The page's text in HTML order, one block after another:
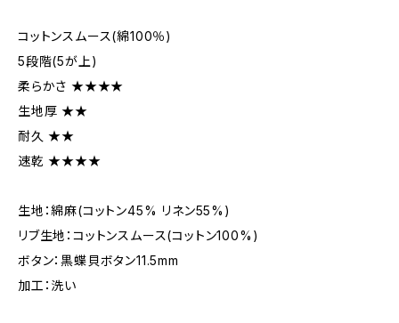
コットンスムース(綿100％)
5段階(5が上)
柔らかさ ★★★★
生地厚 ★★
耐久 ★★
速乾 ★★★★
生地：綿麻(コットン45% リネン55%)
リブ生地：コットンスムース(コットン100%)
ボタン：黒蝶貝ボタン11.5mm
加工：洗い